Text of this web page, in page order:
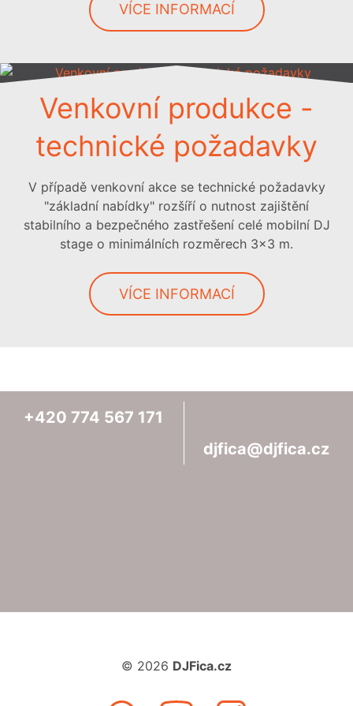
VÍCE INFORMACÍ
Venkovní produkce -
technické požadavky
V případě venkovní akce se technické požadavky
"základní nabídky" rozšíří o nutnost zajištění
stabilního a bezpečného zastřešení celé mobilní DJ
stage o minimálních rozměrech 3x3 m.
VÍCE INFORMACÍ
+420 774 567 171
djfica@djfica.cz
© 2026 DJFica.cz